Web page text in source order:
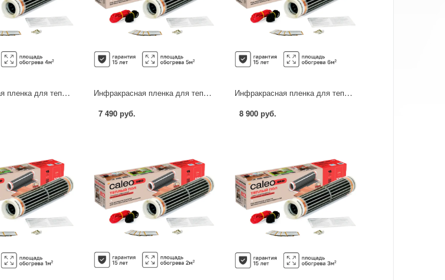
Инфракрасная пленка для теплого пола Caleo Grid 4 м2 600 Вт Инфракрасная пленка для теплого пола Caleo Grid 5 м2 750 Вт
7 490 руб.
Инфракрасная пленка для теплого пола Caleo Grid 6 м2 900 Вт
8 900 руб.